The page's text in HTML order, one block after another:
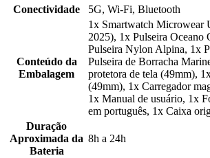
Conectividade
5G, Wi-Fi, Bluetooth
Conteúdo da
Embalagem
1x Smartwatch Microwear
2025), 1x Pulseira Oceano
Pulseira Nylon Alpina, 1x
Pulseira de Borracha
protetora de tela (49mm),
(49mm), 1x Carregador
1x Manual de usuário, 1x
em português, 1x Caixa
Duração
Aproximada da
Bateria
8h a 24h